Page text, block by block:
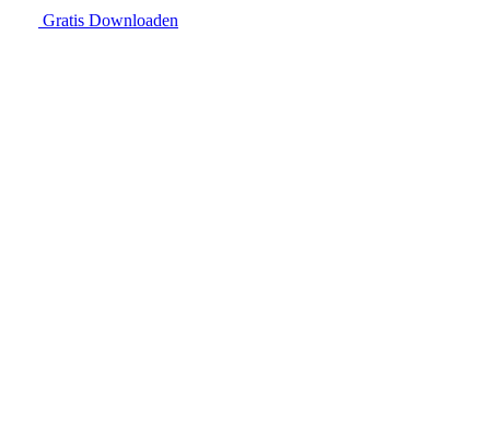
Gratis Downloaden